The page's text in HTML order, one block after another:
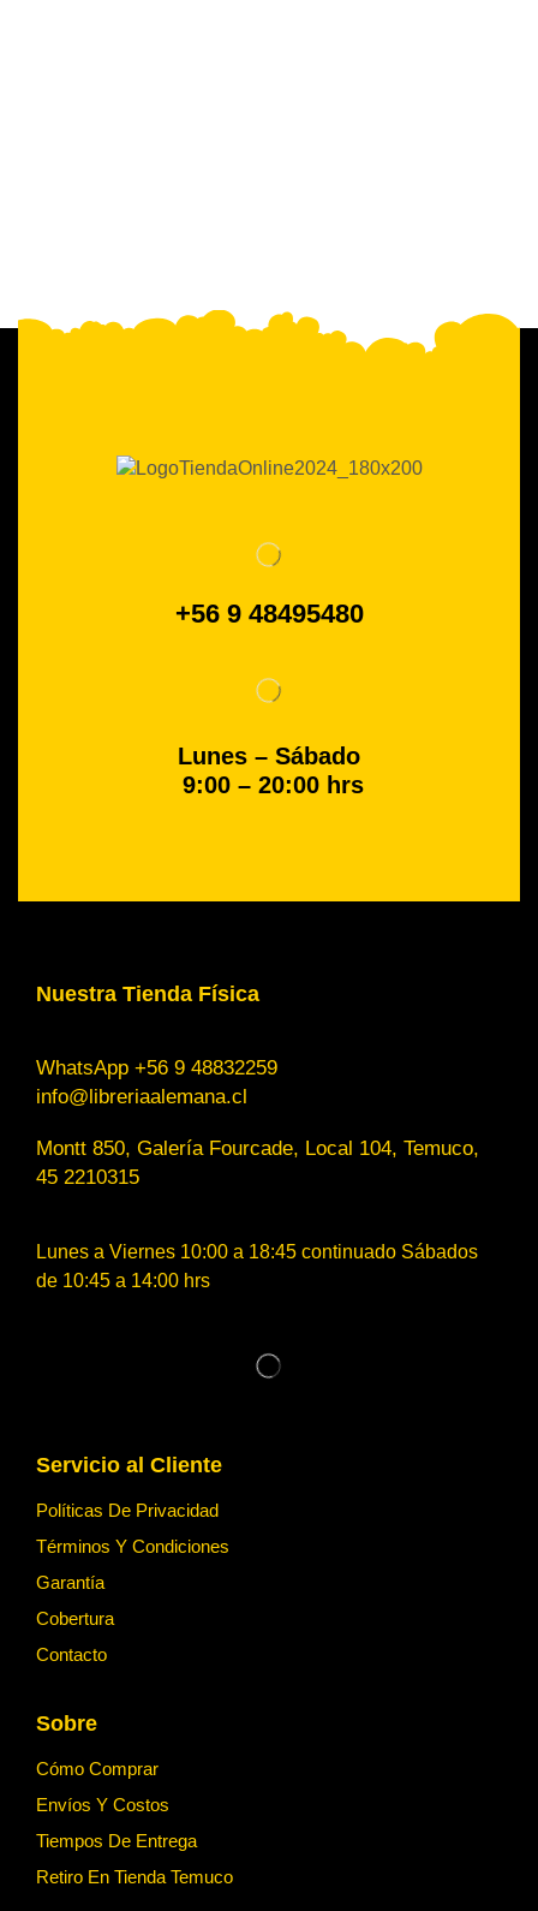
+56 9 48495480
Lunes – Sábado
9:00 – 20:00 hrs
Nuestra Tienda Física
WhatsApp +56 9 48832259
info@libreriaalemana.cl
Montt 850, Galería Fourcade, Local 104, Temuco,
45 2210315
Lunes a Viernes 10:00 a 18:45 continuado Sábados
de 10:45 a 14:00 hrs
Servicio al Cliente
Políticas De Privacidad
Términos Y Condiciones
Garantía
Cobertura
Contacto
Sobre
Cómo Comprar
Envíos Y Costos
Tiempos De Entrega
Retiro En Tienda Temuco